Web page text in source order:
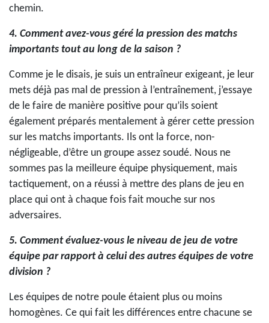
chemin.
4. Comment avez-vous géré la pression des matchs
importants tout au long de la saison ?
Comme je le disais, je suis un entraîneur exigeant, je leur
mets déjà pas mal de pression à l’entraînement, j’essaye
de le faire de manière positive pour qu’ils soient
également préparés mentalement à gérer cette pression
sur les matchs importants. Ils ont la force, non-
négligeable, d’être un groupe assez soudé. Nous ne
sommes pas la meilleure équipe physiquement, mais
tactiquement, on a réussi à mettre des plans de jeu en
place qui ont à chaque fois fait mouche sur nos
adversaires.
5. Comment évaluez-vous le niveau de jeu de votre
équipe par rapport à celui des autres équipes de votre
division ?
Les équipes de notre poule étaient plus ou moins
homogènes. Ce qui fait les différences entre chacune se